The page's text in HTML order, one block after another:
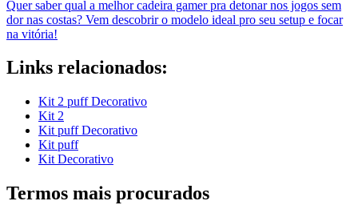
Quer saber qual a melhor cadeira gamer pra detonar nos jogos sem
dor nas costas? Vem descobrir o modelo ideal pro seu setup e focar
na vitória!
Links relacionados:
Kit 2 puff Decorativo
Kit 2
Kit puff Decorativo
Kit puff
Kit Decorativo
Termos mais procurados